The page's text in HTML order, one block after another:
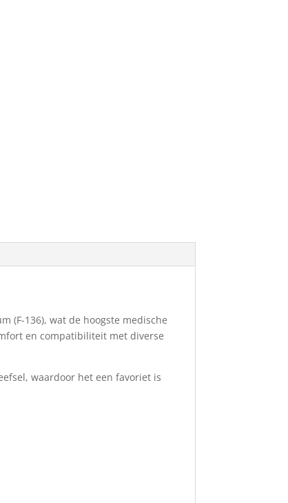
(F-136), wat de hoogste medische
en compatibiliteit met diverse
waardoor het een favoriet is